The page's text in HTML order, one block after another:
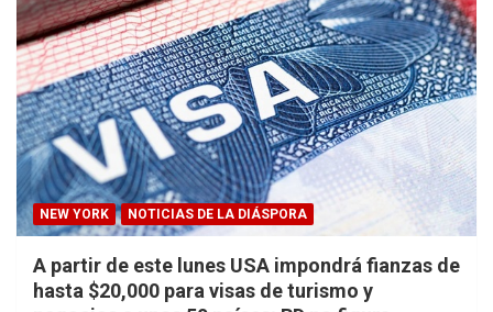
NEW YORK NOTICIAS DE LA DIÁSPORA
A partir de este lunes USA impondrá fianzas de
hasta $20,000 para visas de turismo y